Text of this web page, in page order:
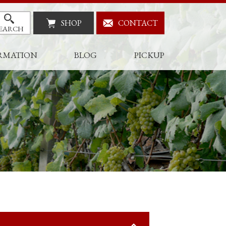
SHOP CONTACT
BLOG PICKUP